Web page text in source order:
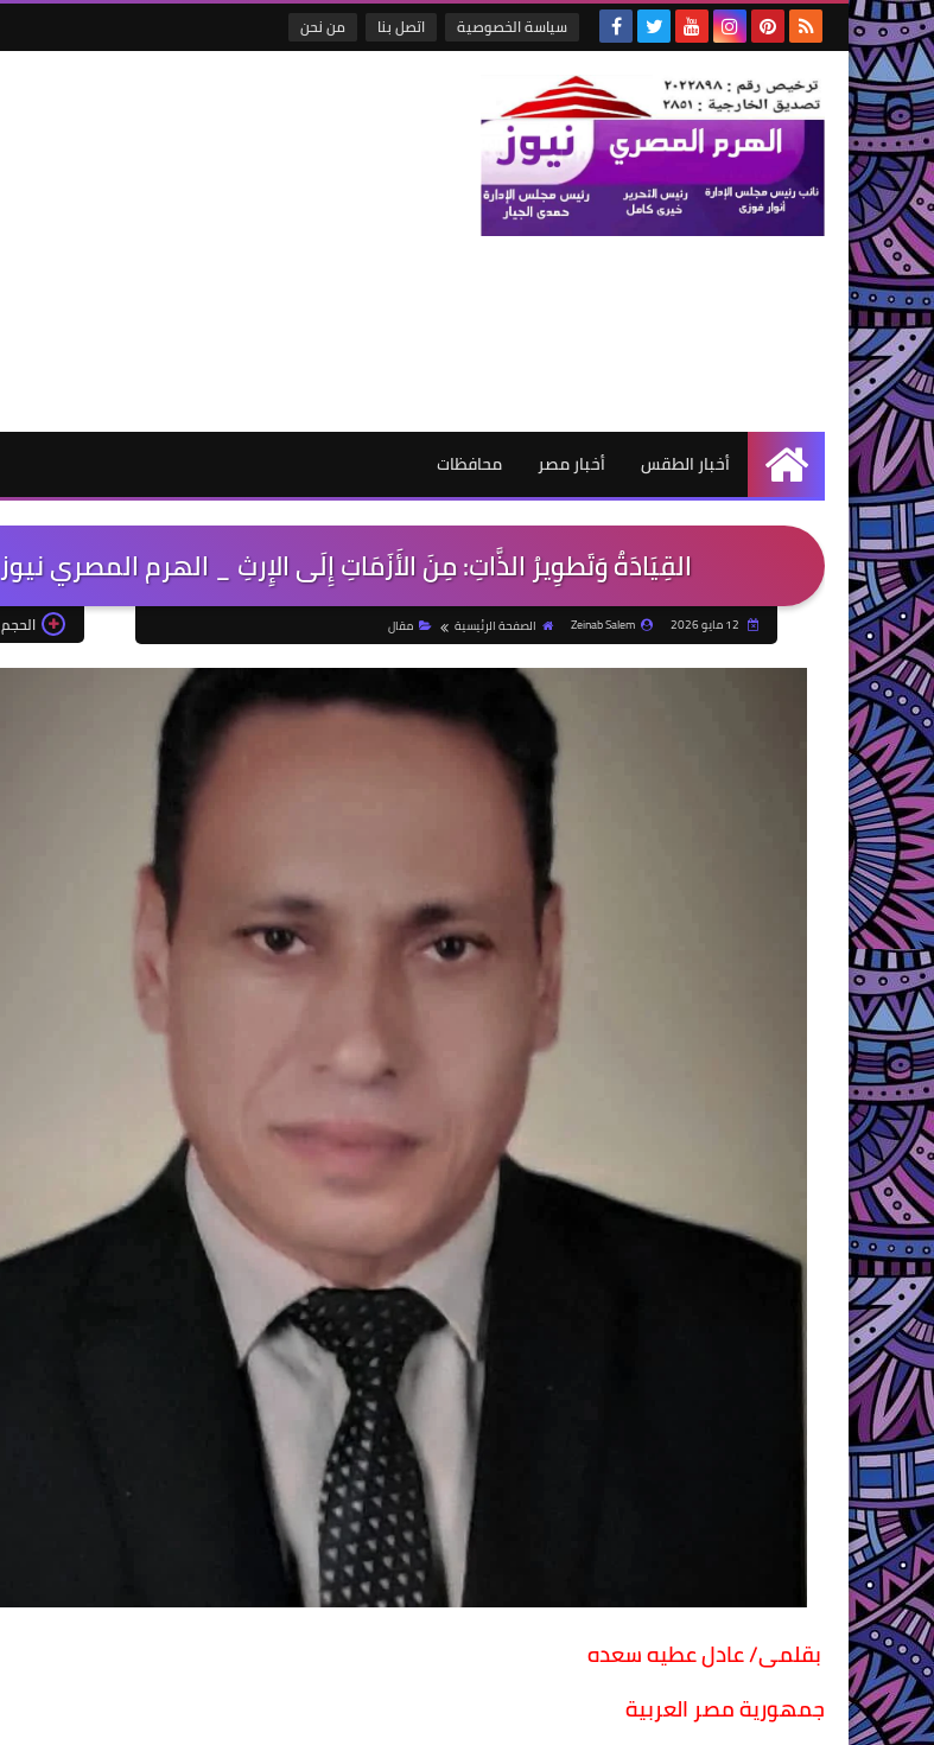
سياسة الخصوصية اتصل بنا من نحن
الرئيسية
أخبار الطقس أخبار مصر محافظات
القِيَادَةُ وَتَطوِيرُ الذَّاتِ: مِنَ الأَزَمَاتِ إِلَى الإِرثِ _ الهرم المصري نيوز
Zeinab Salem الصفحة الرئيسية مقال الحجم
بقلمى/ عادل عطيه سعده
جمهورية مصر العربية